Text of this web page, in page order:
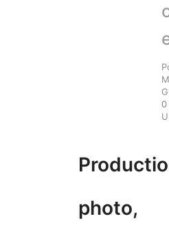
0
photo,